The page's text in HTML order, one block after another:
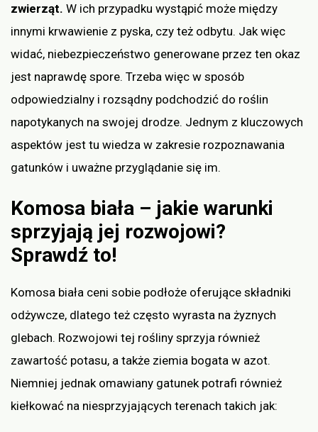
zwierząt. W ich przypadku wystąpić może między
innymi krwawienie z pyska, czy też odbytu. Jak więc
widać, niebezpieczeństwo generowane przez ten okaz
jest naprawdę spore. Trzeba więc w sposób
odpowiedzialny i rozsądny podchodzić do roślin
napotykanych na swojej drodze. Jednym z kluczowych
aspektów jest tu wiedza w zakresie rozpoznawania
gatunków i uważne przyglądanie się im.
Komosa biała – jakie warunki
sprzyjają jej rozwojowi?
Sprawdź to!
Komosa biała ceni sobie podłoże oferujące składniki
odżywcze, dlatego też często wyrasta na żyznych
glebach. Rozwojowi tej rośliny sprzyja również
zawartość potasu, a także ziemia bogata w azot.
Niemniej jednak omawiany gatunek potrafi również
kiełkować na niesprzyjających terenach takich jak: